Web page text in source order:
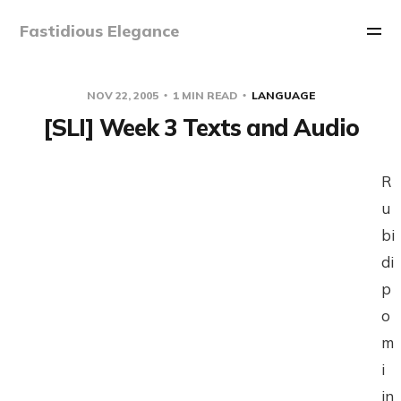
Fastidious Elegance
NOV 22, 2005 1 MIN READ LANGUAGE
[SLI] Week 3 Texts and Audio
R
u
bi
di
p
o
m
i
in